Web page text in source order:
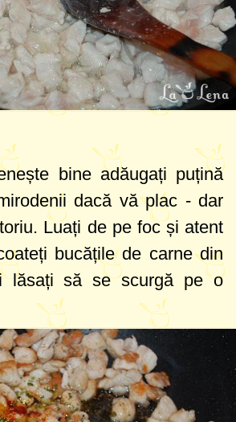
bine adăugați puțină
dacă vă plac - dar
Luați de pe foc și atent
bucățile de carne din
lăsați să se scurgă pe o